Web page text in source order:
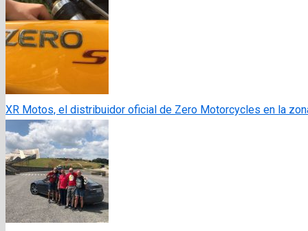
XR Motos, el distribuidor oficial de Zero Motorcycles en la